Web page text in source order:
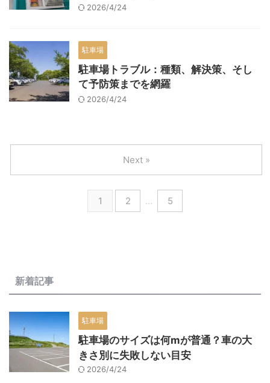
2026/4/24
駐車場
駐車場トラブル：種類、解決策、そし
て予防策までを網羅
2026/4/24
1 2 … 5
Next »
新着記事
駐車場
駐車場のサイズは何mが普通？車の大
きさ別に失敗しない目安
2026/4/24